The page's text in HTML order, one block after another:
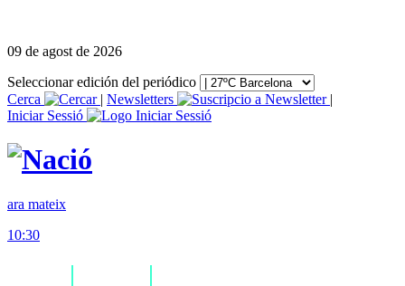
09 de agost de 2026
Seleccionar edición del periódico
Cerca
| Newsletters
|
Iniciar Sessió
ara mateix
10:30